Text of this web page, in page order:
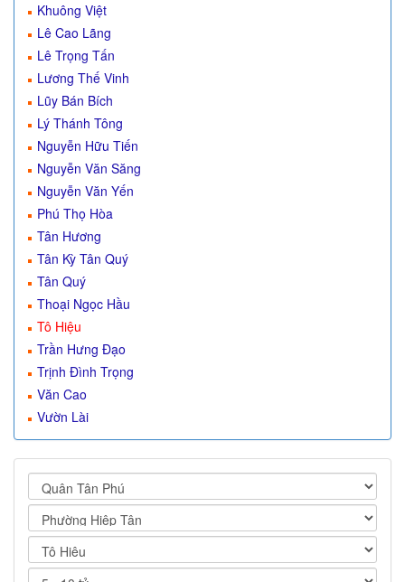
Khuông Việt
Lê Cao Lãng
Lê Trọng Tấn
Lương Thế Vinh
Lũy Bán Bích
Lý Thánh Tông
Nguyễn Hữu Tiến
Nguyễn Văn Săng
Nguyễn Văn Yến
Phú Thọ Hòa
Tân Hương
Tân Kỳ Tân Quý
Tân Quý
Thoại Ngọc Hầu
Tô Hiệu
Trần Hưng Đạo
Trịnh Đình Trọng
Văn Cao
Vườn Lài